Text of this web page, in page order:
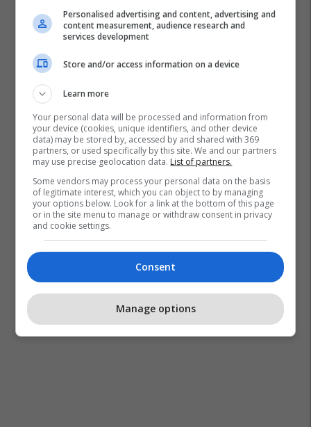
Personalised advertising and content, advertising and
content measurement, audience research and
services development
Store and/or access information on a device
Learn more
Your personal data will be processed and information from
your device (cookies, unique identifiers, and other device
data) may be stored by, accessed by and shared with 369
partners, or used specifically by this site. We and our partners
may use precise geolocation data. List of partners.
Some vendors may process your personal data on the basis
of legitimate interest, which you can object to by managing
your options below. Look for a link at the bottom of this page
or in the site menu to manage or withdraw consent in privacy
and cookie settings.
Consent
Manage options